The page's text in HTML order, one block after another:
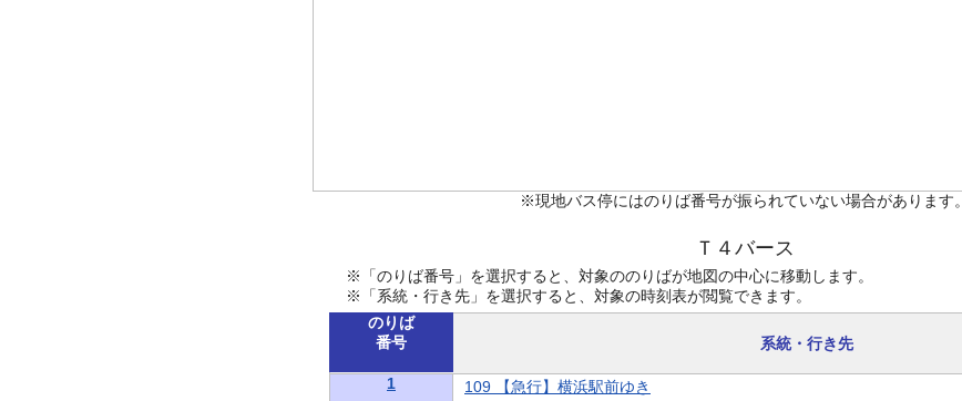
※現地バス停にはのりば番号が振られていない場合があります。
Ｔ４バース
※「のりば番号」を選択すると、対象ののりばが地図の中心に移動します。
※「系統・行き先」を選択すると、対象の時刻表が閲覧できます。
のりば
番号
系統・行き先
1 109 【急行】横浜駅前ゆき